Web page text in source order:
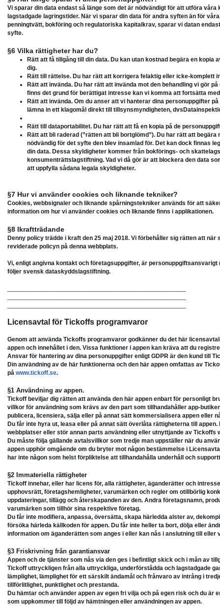
Vi sparar din data endast så länge som det är nödvändigt för att utföra
lagstadgade lagringstider. När vi sparar din data för andra syften än för
penningtvätt, bokföring och regulatoriska kapitalkrav, sparar vi datan
syfte.
§6 Vilka rättigheter har du?
Rätt att få tillgång till din data. Du kan utan kostnad begära en
dig.
Rätt till rättelse. Du har rätt att korrigera felaktig eller icke-komplett
Rätt att invända. Du har rätt att invända mot den behandling vi gör
finns det grund för berättigat intresse kan vi komma att fortsätta
Rätt att invända. Om du anser att vi hanterar dina personuppgifter
lämna in ett klagomål direkt till tillsynsmyndigheten,
Rätt till dataportabilitet. Du har rätt att få en kopia på de
Rätt att bli raderad (”rätten att bli bortglömd”). Du har rätt att
nödvändig för det syfte den blev insamlad för. Det kan dock finnas
din data. Dessa skyldigheter kommer från bokförings- och
konsumenträttslagstiftning. Vad vi då gör är att blockera den data
att uppfylla sådana legala skyldigheter.
§7 Hur vi använder cookies och liknande tekniker?
Cookies, webbsignaler och liknande spårningstekniker används för att
information om hur vi använder cookies och liknande finns i applikationen.
§8 Ikraftträdande
Denny policy trädde i kraft den 25 maj 2018. Vi förbehåller sig rätten att
reviderade policyn på denna webbplats.
Vi, enligt angivna kontakt och företagsuppgifter, är
följer svensk dataskyddslagstiftning.
Licensavtal för Tickoffs programvaror
Genom att använda Tickoffs programvaror godkänner du det här
appen och innehållet i den. Vissa funktioner i appen kan kräva att du
Ansvar för hantering av dina personuppgifter enligt GDPR är den kund till
Din användning av de här funktionerna och den här appen omfattas av
på www.tickoff.se.
§1 Användning av appen.
Tickoff beviljar dig rätten att använda den här appen enbart för personligt
villkor för användning som krävs av den part som tillhandahåller app-
publicera, licensiera, sälja eller på annat sätt kommersialisera appen eller
Du får inte hyra ut, leasa eller på annat sätt överlåta rättigheterna till
webbplatser eller stör annan parts användning eller utnyttjande av
Du måste följa gällande avtalsvillkor som tredje man uppställer när du
appen upphör omgående om du bryter mot någon bestämmelse i
har inte någon som helst förpliktelse att tillhandahålla underhåll och
§2 Immateriella rättigheter
Tickoff innehar, eller har licens för, alla rättigheter, äganderätter och
upphovsrätt, företagshemligheter, varumärken och regler om otillbörlig
uppdateringar, tillägg och återskapanden av den. Andra företagsnamn,
varumärken som tillhör sina respektive företag.
Du får inte modifiera, anpassa, översätta, skapa härledda alster av,
försöka härleda källkoden för appen. Du får inte heller ta bort, dölja eller
information om äganderätten som anges i eller kan nås i anslutning till eller
§3 Friskrivning från garantiansvar
Appen och de tjänster som nås via den ges i befintligt skick och i mån av
Tickoff uttryckligen från alla uttryckliga, underförstådda och lagstadgade
lämplighet, lämplighet för ett särskilt ändamål och frånvaro av intrång i
tillförlitlighet, punktlighet och prestanda.
Du hämtar och använder appen av egen fri vilja och på egen risk och du
som uppkommer till följd av hämtningen eller användningen av appen.